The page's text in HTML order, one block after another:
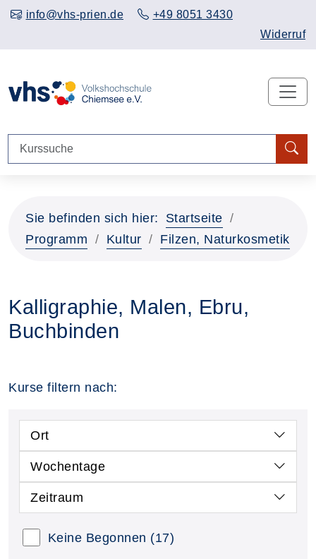
info@vhs-prien.de
+49 8051 3430
Widerruf
Sie befinden sich hier:
Startseite
Programm
Kultur Filzen, Naturkosmetik
Kalligraphie, Malen, Ebru,
Buchbinden
Kurse filtern nach:
Ort
Wochentage
Zeitraum
Keine Begonnen (17)